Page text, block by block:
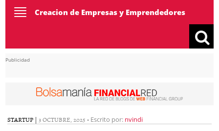
ToggleCreacion de Empresas y Emprendedores
Publicidad
STARTUP | 3 OCTUBRE, 2025 - Escrito por: nvindi